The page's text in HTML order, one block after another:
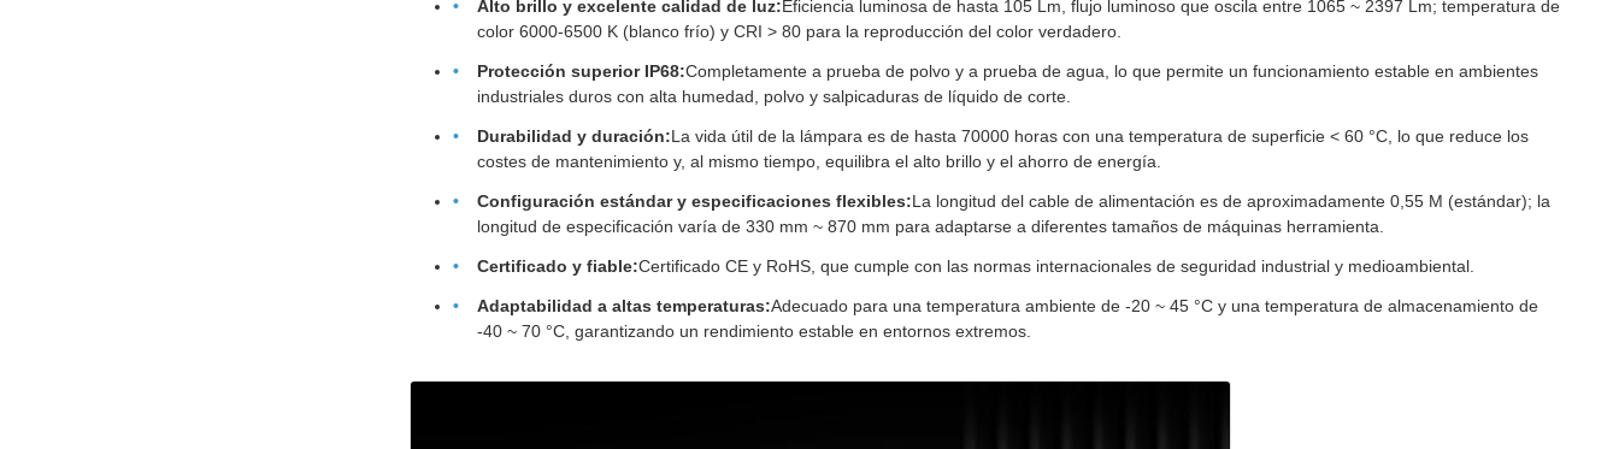
Alto brillo y excelente calidad de luz:Eficiencia luminosa de hasta 105 Lm, flujo luminoso que oscila entre 1065 ~ 2397 Lm; temperatura de
color 6000-6500 K (blanco frío) y CRI > 80 para la reproducción del color verdadero.
Protección superior IP68:Completamente a prueba de polvo y a prueba de agua, lo que permite un funcionamiento estable en ambientes
industriales duros con alta humedad, polvo y salpicaduras de líquido de corte.
Durabilidad y duración:La vida útil de la lámpara es de hasta 70000 horas con una temperatura de superficie < 60 °C, lo que reduce los
costes de mantenimiento y, al mismo tiempo, equilibra el alto brillo y el ahorro de energía.
Configuración estándar y especificaciones flexibles:La longitud del cable de alimentación es de aproximadamente 0,55 M (estándar); la
longitud de especificación varía de 330 mm ~ 870 mm para adaptarse a diferentes tamaños de máquinas herramienta.
Certificado y fiable:Certificado CE y RoHS, que cumple con las normas internacionales de seguridad industrial y medioambiental.
Adaptabilidad a altas temperaturas:Adecuado para una temperatura ambiente de -20 ~ 45 °C y una temperatura de almacenamiento de
-40 ~ 70 °C, garantizando un rendimiento estable en entornos extremos.